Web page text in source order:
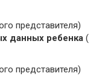
представителя)
данных ребенка (
представителя)